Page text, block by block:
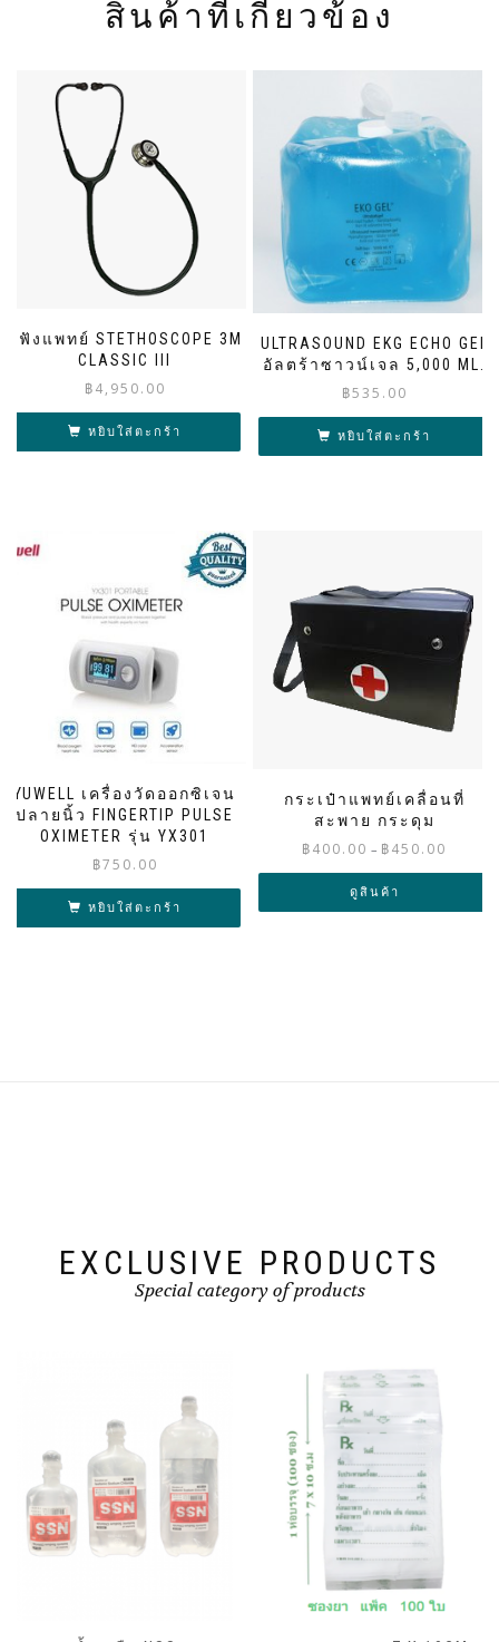
สินค้าที่เกี่ยวข้อง
หูฟังแพทย์ STETHOSCOPE 3M
CLASSIC III
฿4,950.00
หยิบใส่ตะกร้า
ULTRASOUND EKG ECHO GEL
อัลตร้าซาวน์เจล 5,000 ML.
฿535.00
หยิบใส่ตะกร้า
YUWELL เครื่องวัดออกซิเจน
ปลายนิ้ว FINGERTIP PULSE
OXIMETER รุ่น YX301
฿750.00
หยิบใส่ตะกร้า
กระเป๋าแพทย์เคลื่อนที่
สะพาย กระดุม
฿400.00 – ฿450.00
range:
through
ดูสินค้า
EXCLUSIVE PRODUCTS
Special category of products